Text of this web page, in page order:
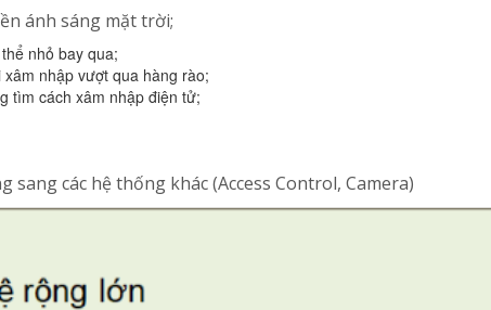
ánh sáng mặt trời;
nhỏ bay qua;
nhập vượt qua hàng rào;
tìm cách xâm nhập điện tử;
các hệ thống khác (Access Control, Camera)